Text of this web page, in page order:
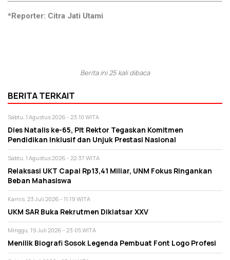
*Reporter: Citra Jati Utami
Berita ini 25 kali dibaca
BERITA TERKAIT
Sabtu, 1 Agustus 2026 - 23:10 WITA
Dies Natalis ke-65, Plt Rektor Tegaskan Komitmen
Pendidikan Inklusif dan Unjuk Prestasi Nasional
Sabtu, 1 Agustus 2026 - 22:37 WITA
Relaksasi UKT Capai Rp13,41 Miliar, UNM Fokus Ringankan
Beban Mahasiswa
Kamis, 23 Juli 2026 - 11:19 WITA
UKM SAR Buka Rekrutmen Diklatsar XXV
Minggu, 19 Juli 2026 - 23:05 WITA
Menilik Biografi Sosok Legenda Pembuat Font Logo Profesi